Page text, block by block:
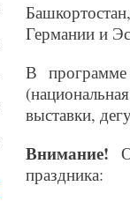
Германии и
В
выставки,
Внимание!
праздника: